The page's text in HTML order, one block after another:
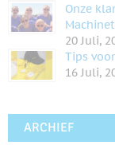
Onze
20 Juli,
Tips
16 Juli,
ARCHIEF